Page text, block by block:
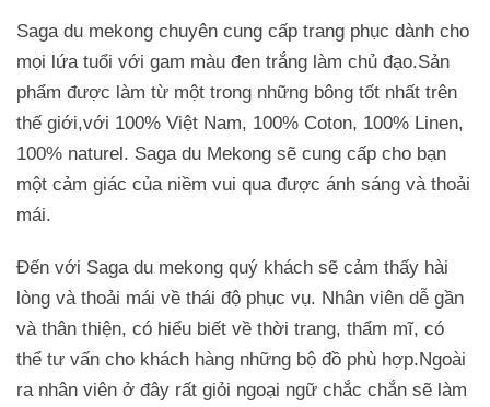
Saga du mekong chuyên cung cấp trang phục dành cho
mọi lứa tuổi với gam màu đen trắng làm chủ đạo.Sản
phẩm được làm từ một trong những bông tốt nhất trên
thế giới,với 100% Việt Nam, 100% Coton, 100% Linen,
100% naturel. Saga du Mekong sẽ cung cấp cho bạn
một cảm giác của niềm vui qua được ánh sáng và thoải
mái.
Đến với Saga du mekong quý khách sẽ cảm thấy hài
lòng và thoải mái về thái độ phục vụ. Nhân viên dễ gần
và thân thiện, có hiểu biết về thời trang, thẩm mĩ, có
thể tư vấn cho khách hàng những bộ đồ phù hợp.Ngoài
ra nhân viên ở đây rất giỏi ngoại ngữ chắc chắn sẽ làm